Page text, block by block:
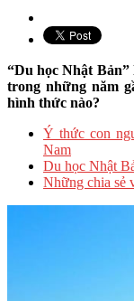
“Du học Nhật
trong những năm
hình thức nào?
Ý thức con
Nam
Du học Nhật
Những chia sẻ